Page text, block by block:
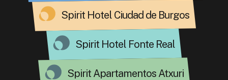
Spirit Hotel Ciudad de Burgos
Spirit Hotel Fonte Real
Spirit Apartamentos Atxuri